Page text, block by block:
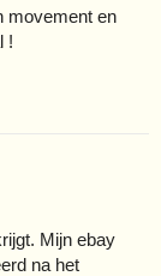
movement en
!
Mijn ebay
na het